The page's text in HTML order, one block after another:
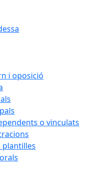
i oposició
o vinculats
plantilles